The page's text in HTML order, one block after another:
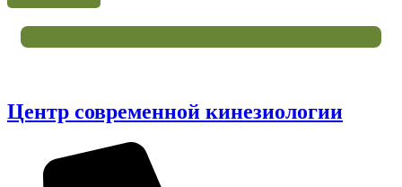
Центр современной кинезиологии